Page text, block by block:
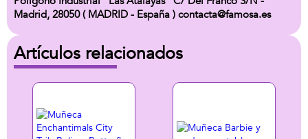
Madrid, 28050 ( MADRID - España ) contacta@famosa.es
Artículos relacionados